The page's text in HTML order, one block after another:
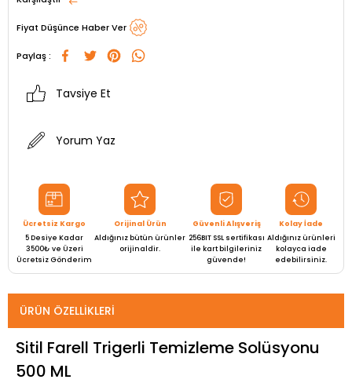
Fiyat Düşünce Haber Ver
Paylaş :
Tavsiye Et
Yorum Yaz
Ücretsiz Kargo
5 Desiye Kadar
3500₺ ve Üzeri
Ücretsiz Gönderim
Orijinal Ürün
Aldığınız bütün ürünler
orijinaldir.
Güvenli Alışveriş
256BIT SSL sertifikası
ile kart bilgileriniz
güvende!
Kolay İade
Aldığınız ürünleri
kolayca iade
edebilirsiniz.
ÜRÜN ÖZELLIKLERI
Sitil Farell Trigerli Temizleme Solüsyonu
500 ML